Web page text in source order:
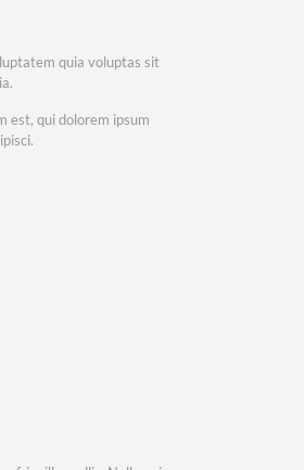
quia voluptas sit
est, qui dolorem ipsum